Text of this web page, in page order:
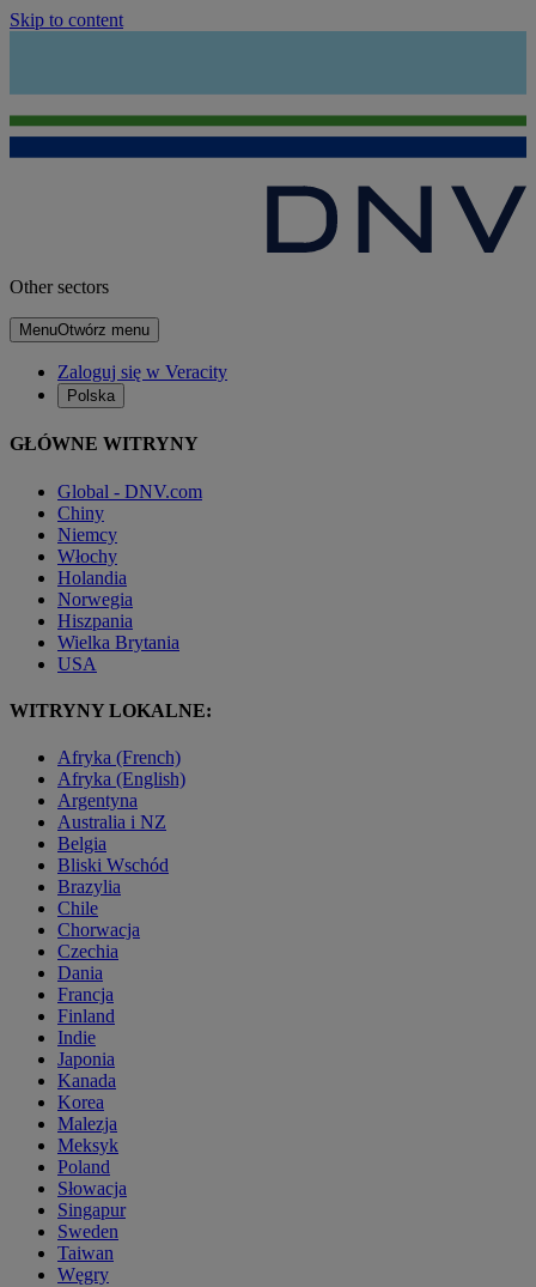
Skip to content
Other sectors
MenuOtwórz menu
Zaloguj się w Veracity
Polska
GŁÓWNE WITRYNY
Global - DNV.com
Chiny
Niemcy
Włochy
Holandia
Norwegia
Hiszpania
Wielka Brytania
USA
WITRYNY LOKALNE:
Afryka (French)
Afryka (English)
Argentyna
Australia i NZ
Belgia
Bliski Wschód
Brazylia
Chile
Chorwacja
Czechia
Dania
Francja
Finland
Indie
Japonia
Kanada
Korea
Malezja
Meksyk
Poland
Słowacja
Singapur
Sweden
Taiwan
Węgry